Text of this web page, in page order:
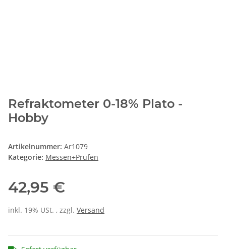
Refraktometer 0-18% Plato -
Hobby
Artikelnummer: Ar1079
Kategorie: Messen+Prüfen
42,95 €
inkl. 19% USt. , zzgl. Versand